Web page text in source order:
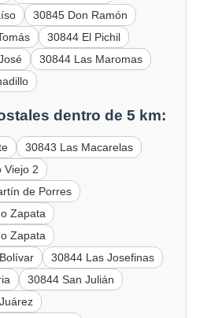
30845 Don Ramón
30844 El Pichil
30844 Las Maromas
dentro de 5 km:
30843 Las Macarelas
Viejo 2
de Porres
Zapata
Zapata
30844 Las Josefinas
30844 San Julián